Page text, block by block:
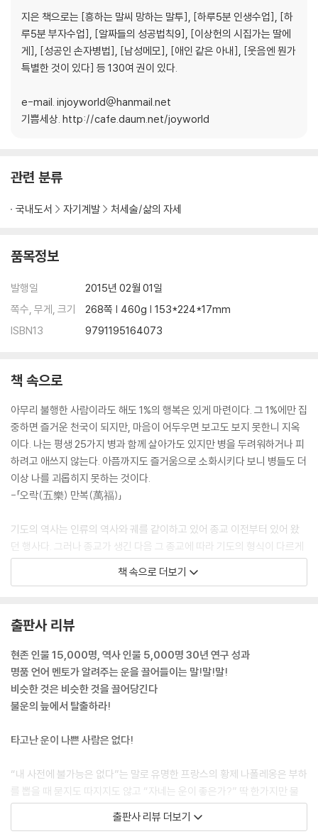
공감하고 마음 읽어주기
제3장 효자는 하늘이 돕는다
웃는 얼굴
엄마 젖 먹고 싶어요, 하하하!
가화만사성의 원리
복이 들어오는 집
배려는 힘이 세다
제4장 포기를 KO시켜라
시련은 있어도 좌절은 없다
“아픈데 무슨 축하입니까?”
열정과 지혜로 위기를 돌파하라
이건희 회장에게 19건의 보험을 판 사람
습관이 인생의 승패를 결정한다
국운이 융성하면 개인운도 융성해진다
*도전과 열정의 법칙 50가지
두 다리의 고마움
*일본인에게서 배우는 50가지
*감사를 부르는 50가지
자만은 죽음에 이르는 병
100이 되어야 끓어넘친다
이루어졌다고 생각하고 행동하라
15분 만 생각하라
공기총에 맞아 죽는 코끼리는 없다
*하는 일마다 운이 따르는 사람 되는 법
남다른 생각과 행동이 운을 부른다
*청년 창업가를 위한 조언 50가지
노래가 운명을 만든다
지은 책으로는 [흥하는 말씨 망하는 말투], [하루5분 인생수업], [하
루5분 부자수업], [알짜들의 성공법칙9], [이상헌의 시집가는 딸에
게], [성공인 손자병법], [남성메모], [애인 같은 아내], [웃음엔 뭔가
특별한 것이 있다] 등 130여 권이 있다.
e-mail. injoyworld@hanmail.net
기쁨세상. http://cafe.daum.net/joyworld
관련 분류
국내도서 자기계발 처세술/삶의 자세
품목정보
발행일
2015년 02월 01일
쪽수, 무게, 크기
268쪽 | 460g | 153*224*17mm
ISBN13
9791195164073
책 속으로
아무리 불행한 사람이라도 해도 1%의 행복은 있게 마련이다. 그 1%에만 집
중하면 즐거운 천국이 되지만, 마음이 어두우면 보고도 보지 못한니 지옥
이다. 나는 평생 25가지 병과 함께 살아가도 있지만 병을 두려워하거나 피
하려고 애쓰지 않는다. 아픔까지도 즐거움으로 소화시키다 보니 병들도 더
이상 나를 괴롭히지 못하는 것이다.
-「오락(五樂) 만복(萬福)」
기도의 역사는 인류의 역사와 궤를 같이하고 있어 종교 이전부터 있어 왔
던 행사다. 그러나 종교가 생긴 다음 그 종교에 따라 기도의 형식이 다르게
만들어진 것이다. 간절함과 지극 정성이면 효과를 극대화할 수 있다고 확
신한다. 김영삼 대통력은 학생시절 책상 앞에 ‘미래의 대통령 김영삼’이라
상반되는 두 이야기를 연결할 때 ‘그러나’나 ‘하지만’ 같은 역접의 접속어보
다 ‘그리고(yes, and)’, ‘그러면’ 같은 순접의 접속어를 활용하면 똑같은
내용이라도 지적보다 조언의 느낌을 더 살릴 수 있다.
-「지적을 대신하는 칭찬의 기술」
이 세상에 나쁜 사람이 따로 있는 것이 아니라 나쁜 점만 보니까 나빠 보이
짓기만 하는 것이 아니라 까먹기도 하는 것이다. 악담, 막말, 없는 말을 지
어내 중상모략하는 사람들이 당대에 화를 당하거나 자녀가 화를 입는 경우
를 수없이 보아왔다. 누구는 인연을 맺은 사람에게 도움을 주는 사람은 화
도 변해 복이 된다. -「조건 없이 베푸는 자 복을 상속한다」
책 속으로 더보기
출판사 리뷰
현존 인물 15,000명, 역사 인물 5,000명 30년 연구 성과
명품 언어 멘토가 알려주는 운을 끌어들이는 말!말!말!
비슷한 것은 비슷한 것을 끌어당긴다
불운의 늪에서 탈출하라!
타고난 운이 나쁜 사람은 없다!
“내 사전에 불가능은 없다”는 말로 유명한 프랑스의 황제 나폴레옹은 부하
를 뽑을 때 묻지도 따지지도 않고 “자네는 운이 좋은가?” 딱 한가지만 물
었다고 한다. 오랜 전장을 누빈 장군으로써 절체절명의 순간 빛을 발하는
것은 학벌, 집안, 실력, 재물이 아니라 운이라는 것을 나폴레옹은 몸으로
출판사 리뷰 더보기